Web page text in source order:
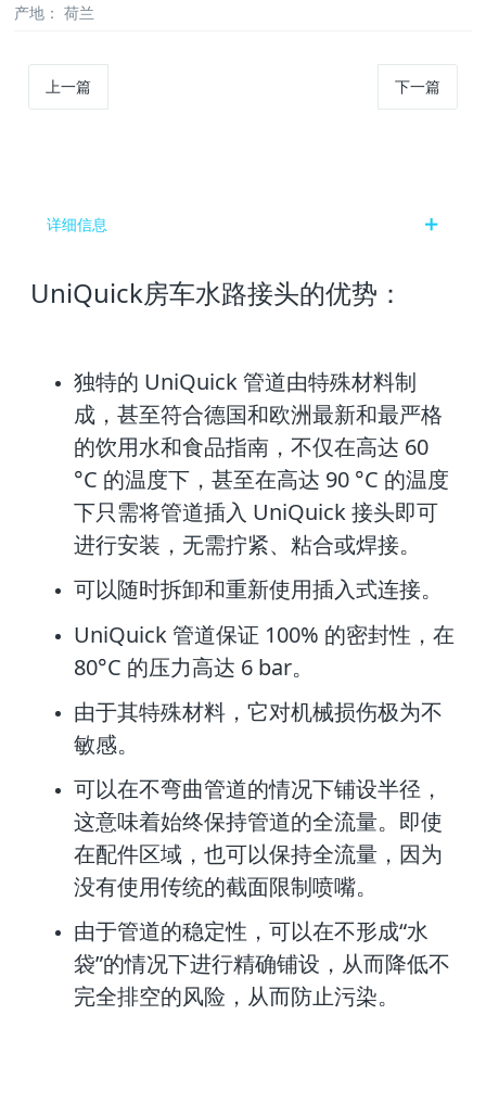
产地 ： 荷兰
上一篇 下一篇
详细信息
UniQuick房车水路接头的优势：
独特的 UniQuick 管道由特殊材料制
成，甚至符合德国和欧洲最新和最严格
的饮用水和食品指南，不仅在高达 60
°C 的温度下，甚至在高达 90 °C 的温度
下只需将管道插入 UniQuick 接头即可
进行安装，无需拧紧、粘合或焊接。
可以随时拆卸和重新使用插入式连接。
UniQuick 管道保证 100% 的密封性，在
80°C 的压力高达 6 bar。
由于其特殊材料，它对机械损伤极为不
敏感。
可以在不弯曲管道的情况下铺设半径，
这意味着始终保持管道的全流量。即使
在配件区域，也可以保持全流量，因为
没有使用传统的截面限制喷嘴。
由于管道的稳定性，可以在不形成“水
袋”的情况下进行精确铺设，从而降低不
完全排空的风险，从而防止污染。